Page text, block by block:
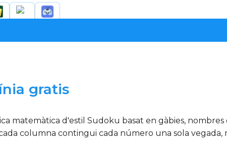
gratis
matemàtica d'estil Sudoku basat en gàbies,
columna contingui cada número una sola